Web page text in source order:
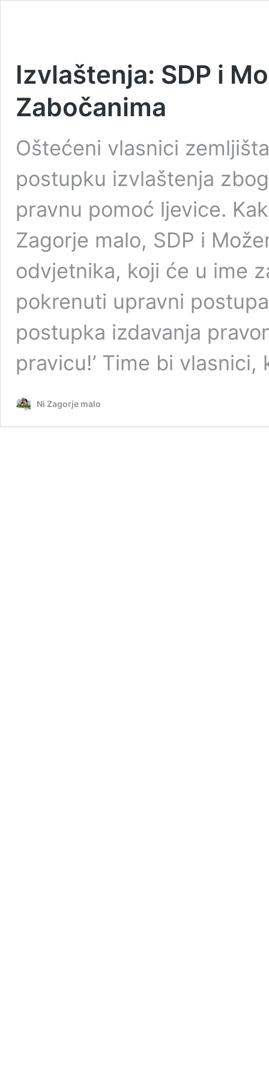
Izvlaštenja: SDP i
Zabočanima
Oštećeni vlasnici
postupku izvlaštenja
pravnu pomoć ljevice.
Zagorje malo, SDP i
odvjetnika, koji će u ime
pokrenuti upravni
postupka izdavanja
pravicu!’ Time bi
Ni Zagorje malo